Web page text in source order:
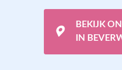
BEKIJK
IN